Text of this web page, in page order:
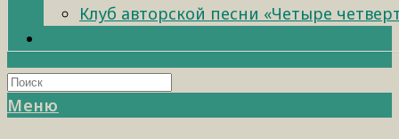
Клуб авторской песни «Четыре
Меню